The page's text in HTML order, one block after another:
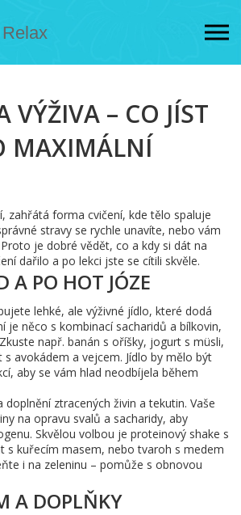
VÝŽIVA – CO JÍST
MAXIMÁLNÍ
zahřátá forma cvičení, kde tělo spaluje
stravy se rychle unavíte, nebo vám
je dobré vědět, co a kdy si dát na
dařilo a po lekci jste se cítili skvěle.
A PO HOT JÓZE
lehké, ale výživné jídlo, které dodá
je něco s kombinací sacharidů a bílkovin,
např. banán s oříšky, jogurt s müsli,
avokádem a vejcem. Jídlo by mělo být
aby se vám hlad neodbíjela během
ztracených živin a tekutin. Vaše
na opravu svalů a sacharidy, aby
Skvělou volbou je proteinový shake s
s kuřecím masem, nebo tvaroh s medem
i na zeleninu – pomůže s obnovou
A DOPLŇKY